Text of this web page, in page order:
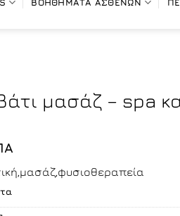
ΒΟΗΘΗΜΑΤΑ ΑΣΘΕΝΩΝ
μασάζ – spa